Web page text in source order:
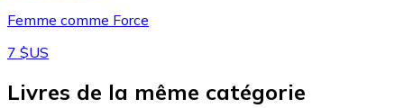
Femme comme Force
7 $US
Livres de la même catégorie